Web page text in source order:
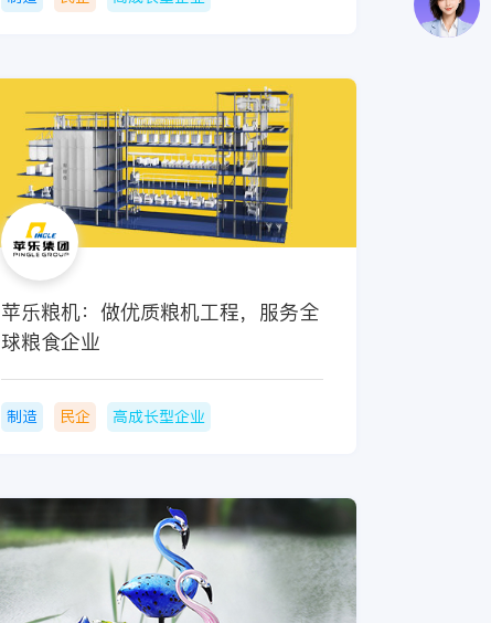
苹乐粮机：做优质粮机工程，服务全
球粮食企业
制造 民企 高成长型企业